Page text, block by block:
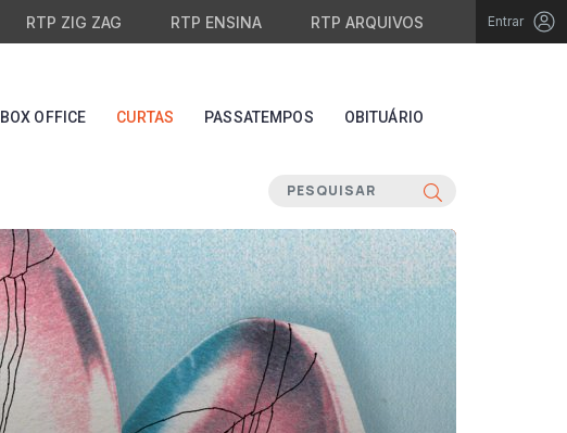
RTP ZIG ZAG RTP ENSINA RTP ARQUIVOS Entrar
BOX OFFICE CURTAS PASSATEMPOS OBITUÁRIO